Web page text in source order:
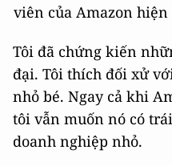
viên của Amazon
Tôi đã chứng kiến
đại. Tôi thích đối xử
nhỏ bé. Ngay cả khi
tôi vẫn muốn nó có
doanh nghiệp nhỏ.